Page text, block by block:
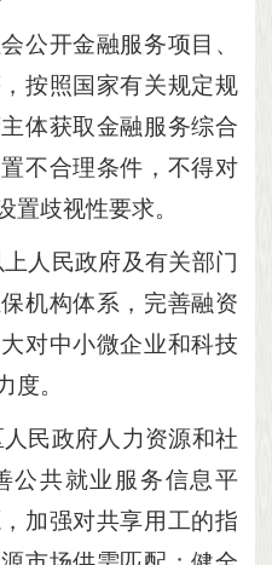
开金融服务项目、
按照国家有关规定规
体获取金融服务综合
不合理条件，不得对
置歧视性要求。
人民政府及有关部门
机构体系，完善融资
对中小微企业和科技
度。
人民政府人力资源和社
公共就业服务信息平
加强对共享用工的指